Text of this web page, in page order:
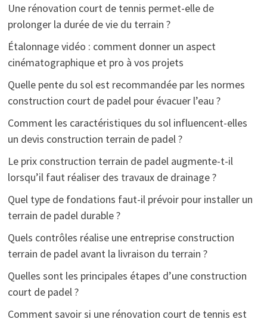
Une rénovation court de tennis permet-elle de
prolonger la durée de vie du terrain ?
Étalonnage vidéo : comment donner un aspect
cinématographique et pro à vos projets
Quelle pente du sol est recommandée par les normes
construction court de padel pour évacuer l’eau ?
Comment les caractéristiques du sol influencent-elles
un devis construction terrain de padel ?
Le prix construction terrain de padel augmente-t-il
lorsqu’il faut réaliser des travaux de drainage ?
Quel type de fondations faut-il prévoir pour installer un
terrain de padel durable ?
Quels contrôles réalise une entreprise construction
terrain de padel avant la livraison du terrain ?
Quelles sont les principales étapes d’une construction
court de padel ?
Comment savoir si une rénovation court de tennis est